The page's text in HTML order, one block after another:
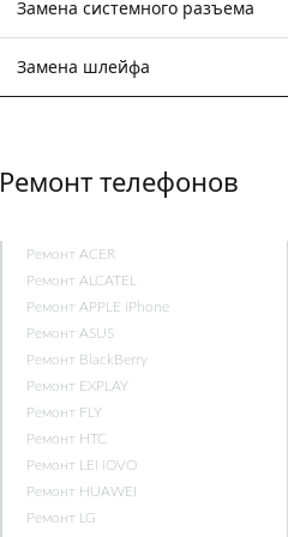
Замена системного разъема
Замена шлейфа
Ремонт телефонов
Ремонт ACER
Ремонт ALCATEL
Ремонт APPLE iPhone
Ремонт ASUS
Ремонт BlackBerry
Ремонт EXPLAY
Ремонт FLY
Ремонт HTC
Ремонт LENOVO
Ремонт HUAWEI
Ремонт LG